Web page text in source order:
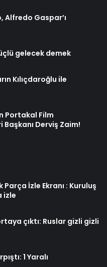
Alfredo Gaspar’ı
gelecek demek
Kılıçdaroğlu ile
Portakal Film
Başkanı Derviş Zaim!
Parça İzle Ekranı : Kuruluş
izle
çıktı: Ruslar gizli gizli
1 Yaralı